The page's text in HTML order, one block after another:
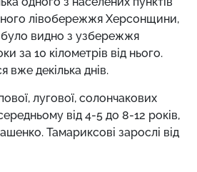
лівобережжя Херсонщини,
видно з узбережжя
за 10 кілометрів від нього.
вже декілька днів.
лугової, солончакових
від 4-5 до 8-12 років,
Тамариксові зарослі від